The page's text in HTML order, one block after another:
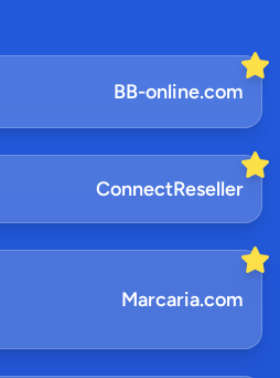
BB-online.com
ConnectReseller
Marcaria.com